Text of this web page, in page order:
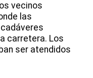
vecinos
las
carretera. Los
ser atendidos